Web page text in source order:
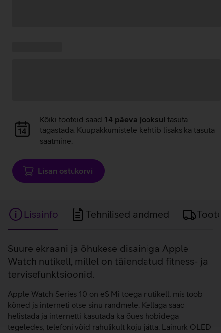
Andmete
laadimine
Kõiki tooteid saad 14 päeva jooksul tasuta
tagastada. Kuupakkumistele kehtib lisaks ka tasuta
saatmine.
Lisan ostukorvi
Lisainfo Tehnilised andmed
Lisainfo
Suure ekraani ja õhukese disainiga Apple
Watch nutikell, millel on täiendatud fitness- ja
tervisefunktsioonid.
Apple Watch Series 10 on eSIMi toega nutikell, mis toob
kõned ja interneti otse sinu randmele. Kellaga saad
helistada ja internetti kasutada ka õues hobidega
tegeledes, telefoni võid rahulikult koju jätta. Lainurk OLED